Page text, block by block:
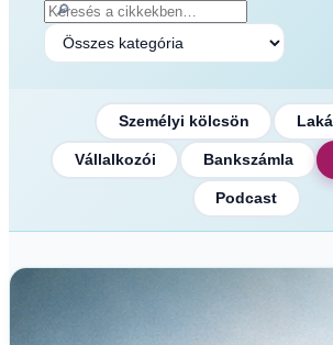
🔎
Személyi kölcsön
Vállalkozói Bankszámla
Podcast